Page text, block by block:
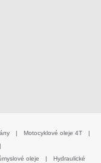
| Motocyklové oleje 4T
|
|
oleje |
Hydraulické